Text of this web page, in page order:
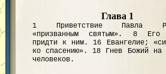
Глава 1
1 Приветствие Павла
«призванным святым». 8 Его
придти к ним. 16 Евангелие;
ко спасению». 18 Гнев Божий на
человеков.